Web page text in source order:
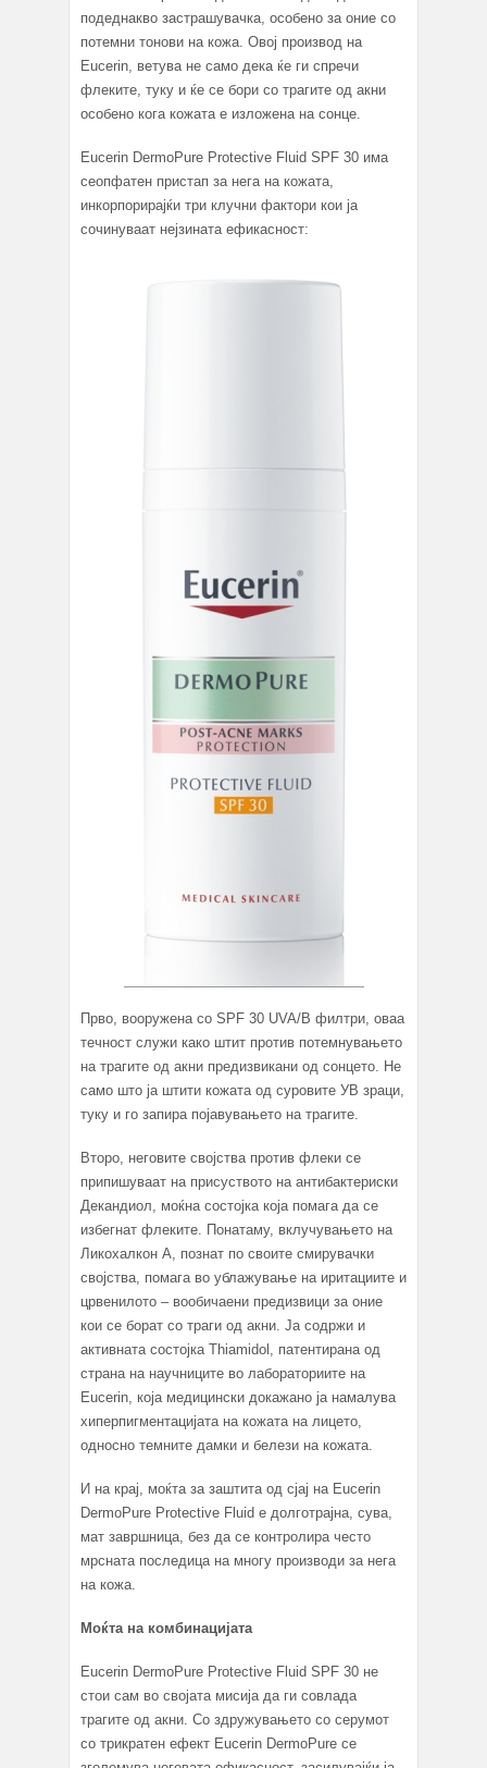
подеднакво застрашувачка, особено за оние со
потемни тонови на кожа. Овој производ на
Eucerin, ветува не само дека ќе ги спречи
флеките, туку и ќе се бори со трагите од акни
особено кога кожата е изложена на сонце.
Eucerin DermoPure Protective Fluid SPF 30 има
сеопфатен пристап за нега на кожата,
инкорпорирајќи три клучни фактори кои ја
сочинуваат нејзината ефикасност:
Прво, вооружена со SPF 30 UVA/B филтри, оваа
течност служи како штит против потемнувањето
на трагите од акни предизвикани од сонцето. Не
само што ја штити кожата од суровите УВ зраци,
туку и го запира појавувањето на трагите.
Второ, неговите својства против флеки се
припишуваат на присуството на антибактериски
Декандиол, моќна состојка која помага да се
избегнат флеките. Понатаму, вклучувањето на
Ликохалкон А, познат по своите смирувачки
својства, помага во ублажување на иритациите и
црвенилото – вообичаени предизвици за оние
кои се борат со траги од акни. Jа содржи и
активната состојка Thiamidol, патентирана од
страна на научниците во лабораториите на
Eucerin, која медицински докажано ја намалува
хиперпигментацијата на кожата на лицето,
односно темните дамки и белези на кожата.
И на крај, моќта за заштита од сјај на Eucerin
DermoPure Protective Fluid е долготрајна, сува,
мат завршница, без да се контролира често
мрсната последица на многу производи за нега
на кожа.
Моќта на комбинацијата
Eucerin DermoPure Protective Fluid SPF 30 не
стои сам во својата мисија да ги совлада
трагите од акни. Со здружувањето со серумот
со трикратен ефект Eucerin DermoPure се